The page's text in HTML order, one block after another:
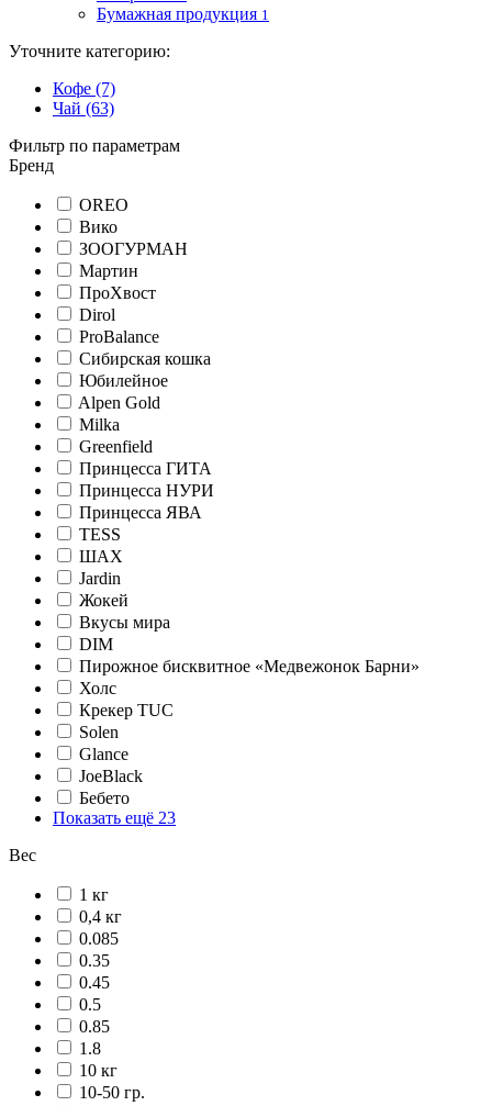
Бумажная продукция 1
Уточните категорию:
Кофе (7)
Чай (63)
Фильтр по параметрам
Бренд
OREO
Вико
ЗООГУРМАН
Мартин
ПроХвост
Dirol
ProBalance
Сибирская кошка
Юбилейное
Alpen Gold
Milka
Greenfield
Принцесса ГИТА
Принцесса НУРИ
Принцесса ЯВА
TESS
ШАХ
Jardin
Жокей
Вкусы мира
DIM
Пирожное бисквитное «Медвежонок Барни»
Холс
Крекер TUC
Solen
Glance
JoeBlack
Бебето
Показать ещё 23
Вес
1 кг
0,4 кг
0.085
0.35
0.45
0.5
0.85
1.8
10 кг
10-50 гр.